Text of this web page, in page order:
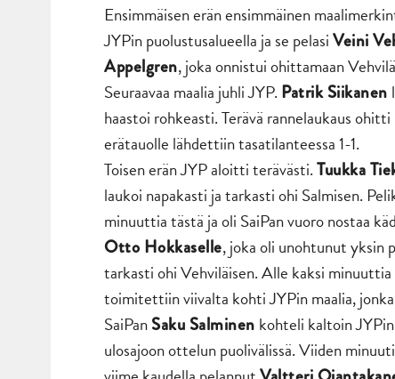
Ensimmäisen erän ensimmäinen
JYPin puolustusalueella ja se pelasiVeini
Appelgren, joka onnistui ohittamaan
Seuraavaa maalia juhli JYP. Patrik Siikanen
haastoi rohkeasti. Terävä rannelaukaus
erätauolle lähdettiin tasatilanteessa 1-1.
Toisen erän JYP aloitti terävästi.Tuukka
laukoi napakasti ja tarkasti ohi Salmisen.
minuuttia tästä ja oli SaiPan vuoro nostaa
Otto Hokkaselle, joka oli unohtunut yksin
tarkasti ohi Vehviläisen. Alle kaksi
toimitettiin viivalta kohti JYPin maalia,
SaiPanSaku Salminen kohteli kaltoin
ulosajoon ottelun puolivälissä. Viiden